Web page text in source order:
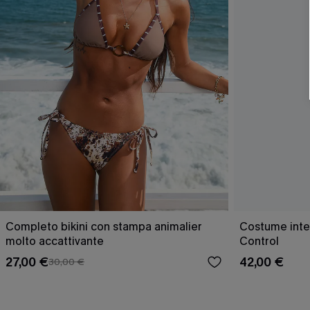
Completo bikini con stampa animalier
molto accattivante
27,00 €30,00 €
Costume
Control
42,00 €